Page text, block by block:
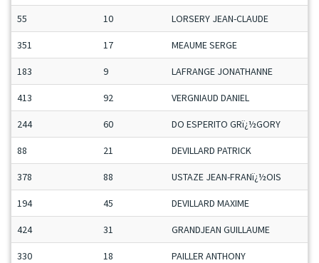
55 10 LORSERY JEAN-CLAUDE
351 17 MEAUME SERGE
183 9 LAFRANGE JONATHANNE
413 92 VERGNIAUD DANIEL
244 60 DO ESPERITO GRï¿½GORY
88 21 DEVILLARD PATRICK
378 88 USTAZE JEAN-FRANï¿½OIS
194 45 DEVILLARD MAXIME
424 31 GRANDJEAN GUILLAUME
330 18 PAILLER ANTHONY